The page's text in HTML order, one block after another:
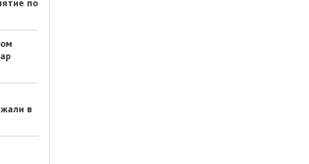
по
в